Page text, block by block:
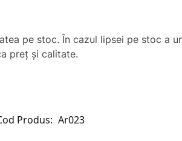
pe stoc. În cazul lipsei pe stoc a
preț și calitate.
Produs: Ar023